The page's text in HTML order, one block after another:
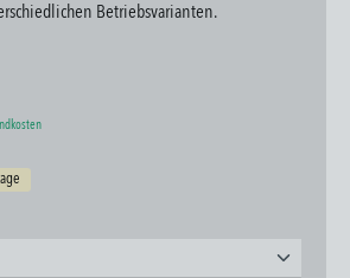
Betriebsvarianten.